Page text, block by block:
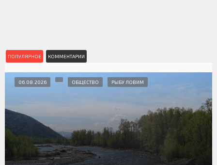
ПОПУЛЯРНОЕ КОММЕНТАРИИ
06.08.2026 ОБЩЕСТВО РЫБУ ЛОВИМ